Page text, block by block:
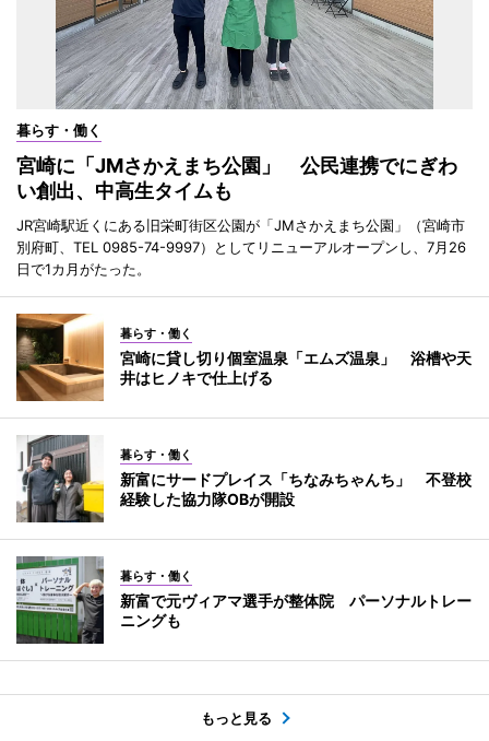
暮らす・働く
宮崎に「JMさかえまち公園」 公民連携でにぎわ
い創出、中高生タイムも
JR宮崎駅近くにある旧栄町街区公園が「JMさかえまち公園」（宮崎市
別府町、TEL 0985-74-9997）としてリニューアルオープンし、7月26
日で1カ月がたった。
暮らす・働く
宮崎に貸し切り個室温泉「エムズ温泉」 浴槽や天
井はヒノキで仕上げる
暮らす・働く
新富にサードプレイス「ちなみちゃんち」 不登校
経験した協力隊OBが開設
暮らす・働く
新富で元ヴィアマ選手が整体院 パーソナルトレー
ニングも
もっと見る